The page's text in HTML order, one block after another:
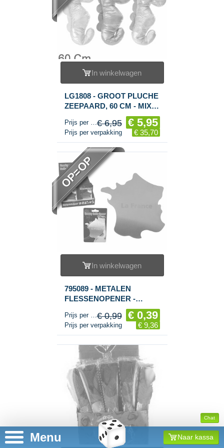
Chat
Menu Naar kassa
In winkelwagen
LG1808 - GROOT PLUCHE
ZEEPAARD, 60 CM - MIX
Prijs per stuk€ 6,95 € 5,95
Prijs per verpakking € 35,70
OP=OP
In winkelwagen
795089 - METALEN
FLESSENOPENER -
FRANKRIJK - IN DISPLAY
(24st.)
Prijs per stuk€ 0,99 € 0,39
Prijs per verpakking € 9,36